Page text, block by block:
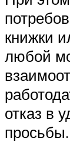
книжки
любой
отказ в
просьбы.